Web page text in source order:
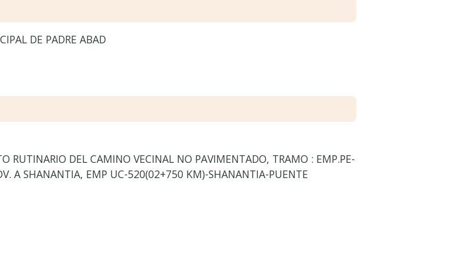
DE PADRE ABAD
RUTINARIO DEL CAMINO VECINAL NO PAVIMENTADO, TRAMO : EMP.PE-
A SHANANTIA, EMP UC-520(02+750 KM)-SHANANTIA-PUENTE